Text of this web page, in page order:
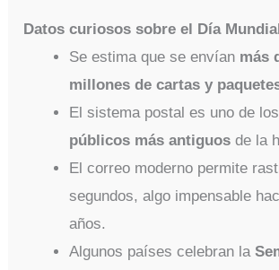
Datos curiosos sobre el Día
Se estima que se envían más
millones de cartas y
El sistema postal es uno de los
públicos más antiguos de la
El correo moderno permite
segundos, algo impensable
años.
Algunos países celebran la